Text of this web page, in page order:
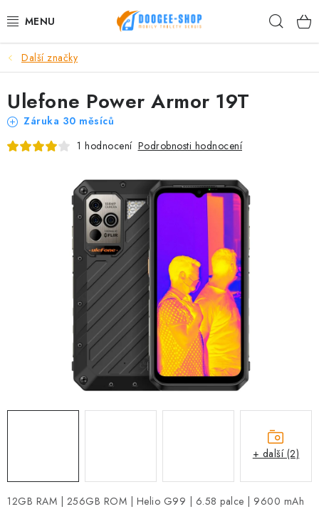
na
MOBILNÍ TELEFONY
TABLET PC
DALŠÍ ZNAČKY
AKČNÍ SLEVY
Proč nakupovat u nás Hodnocení obchodu
Kontakty
Vrácení zboží Obchodní podmínky
Další značky
12GB RAM | 256GB ROM | Helio G99 | 6.58 palce | 9600 mAh
Ulefone Power Armor 19T
Záruka 30 měsíců
1 hodnocení Podrobnosti hodnocení
+ další (2)